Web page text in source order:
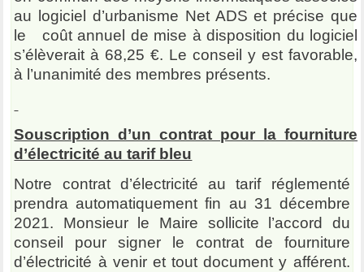
au logiciel d’urbanisme Net ADS et précise que
le coût annuel de mise à disposition du logiciel
s’élèverait à 68,25 €. Le conseil y est favorable,
à l’unanimité des membres présents.
Souscription d’un contrat pour la fourniture
d’électricité au tarif bleu
Notre contrat d’électricité au tarif réglementé
prendra automatiquement fin au 31 décembre
2021. Monsieur le Maire sollicite l’accord du
conseil pour signer
le contrat de fourniture
d’électricité à venir et tout document y afférent.